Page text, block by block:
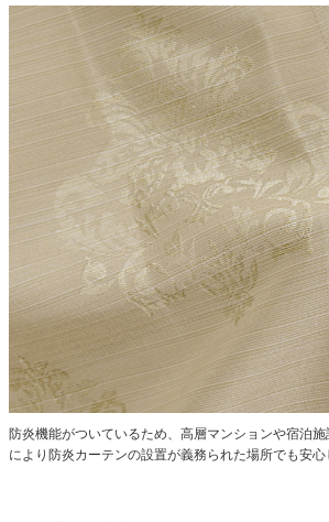
防炎機能がついているため、高層マンションや宿泊
により防炎カーテンの設置が義務られた場所でも安心